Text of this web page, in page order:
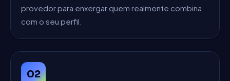
provedor para enxergar quem realmente combina
com o seu perfil.
02